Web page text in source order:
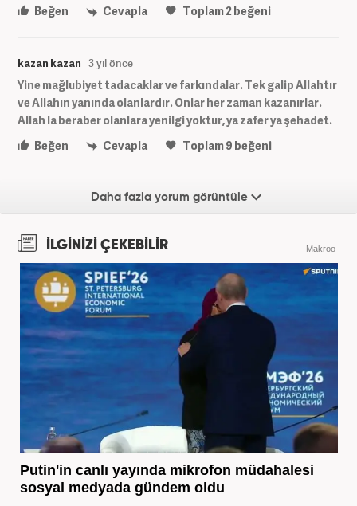
Beğen
Cevapla Toplam2beğeni
kazan kazan 3 yıl önce
Yine mağlubiyet tadacaklar ve farkındalar. Tek galip Allahtır
ve Allahın yanında olanlardır. Onlar her zaman kazanırlar.
Allah la beraber olanlara yenilgi yoktur, ya zafer ya şehadet.
Beğen
Cevapla Toplam9 beğeni
Daha fazla yorum görüntüle
İLGİNİZİ ÇEKEBİLİR Makroo
Putin'in canlı yayında mikrofon müdahalesi
sosyal medyada gündem oldu